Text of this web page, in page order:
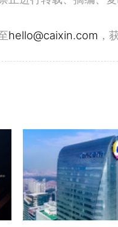
hello@caixin.com ，